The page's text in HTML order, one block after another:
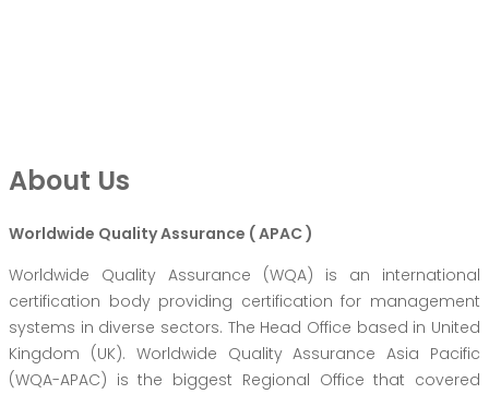
About Us
Worldwide Quality Assurance ( APAC )
Worldwide Quality Assurance (WQA) is an international
certification body providing certification for management
systems in diverse sectors. The Head Office based in United
Kingdom (UK). Worldwide Quality Assurance Asia Pacific
(WQA-APAC) is the biggest Regional Office that covered